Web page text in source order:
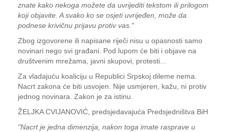
znate kako nekoga možete da uvrijediti tekstom ili prilogom
koji objavite. A svako ko se osjeti uvrijeđen, može da
podnese krivičnu prijavu protiv vas."
Zbog izgovorene ili napisane riječi nisu u opasnosti samo
novinari nego svi građani. Pod lupom će biti i objave na
društvenim mrežama, javni skupovi, protesti...
Za vladajuću koaliciju u Republici Srpskoj dileme nema.
Nacrt zakona će biti usvojen. Nije usmjeren, kažu, ni protiv
jednog novinara. Zakon je za istinu.
ŽELJKA CVIJANOVIĆ, predsjedavajuća Predsjedništva BiH
"Nacrt je jedna dimenzija, nakon toga imate rasprave u